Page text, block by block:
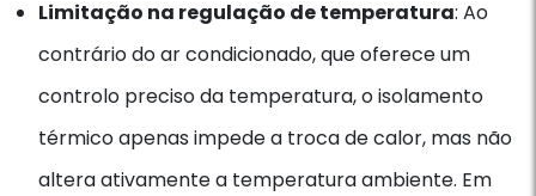
Limitação na regulação de temperatura: Ao
contrário do ar condicionado, que oferece um
controlo preciso da temperatura, o isolamento
térmico apenas impede a troca de calor, mas não
altera ativamente a temperatura ambiente. Em